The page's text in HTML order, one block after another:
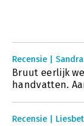
Recensie |
Bruut eerlijk
handvatten.
Recensie |